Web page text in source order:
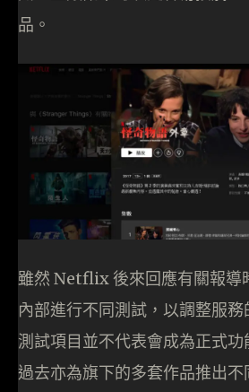
品。
雖然 Netflix 後來回應有關報導
內部進行不同測試，以調整服
測試項目並不代表會成為正式
過去亦為旗下的多套作品推出不